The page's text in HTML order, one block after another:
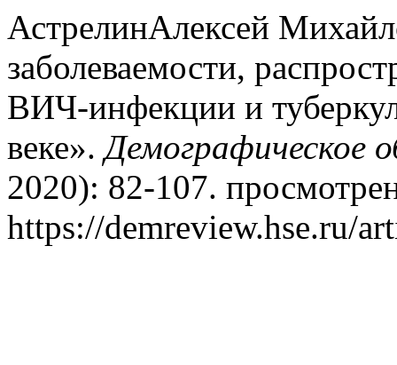
АстрелинАлексей
заболеваемости,
ВИЧ-инфекции и
веке».Демографическое
2020): 82-107.
https://demreview.hse.ru/